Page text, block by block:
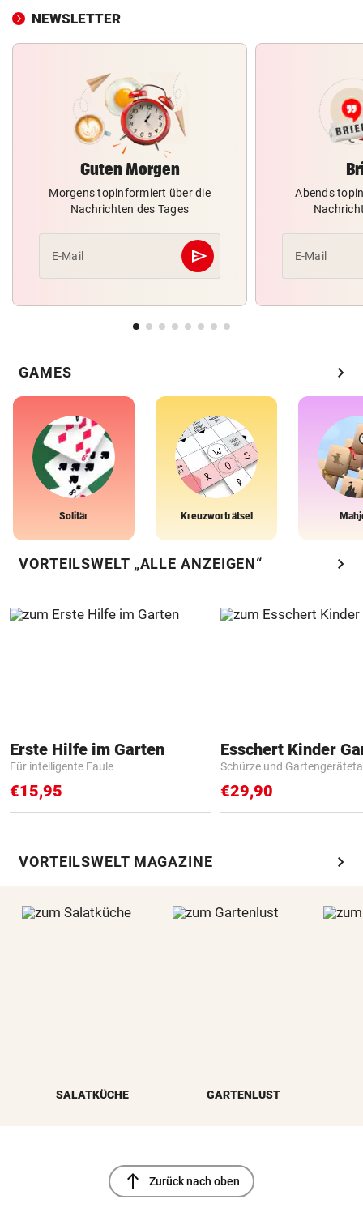
NEWSLETTER
Guten Morgen
Morgens topinformiert über die
Nachrichten des Tages
E-Mail send
Abschicken
Abends
E-Mail
GAMES chevron_right
Solitär Kreuzworträtsel
VORTEILSWELT „ALLE ANZEIGEN“ chevron_right
Erste Hilfe im Garten
Für intelligente Faule
€15,95
Schürze und
€29,90
VORTEILSWELT MAGAZINE chevron_right
SALATKÜCHE GARTENLUST
north Zurück nach oben